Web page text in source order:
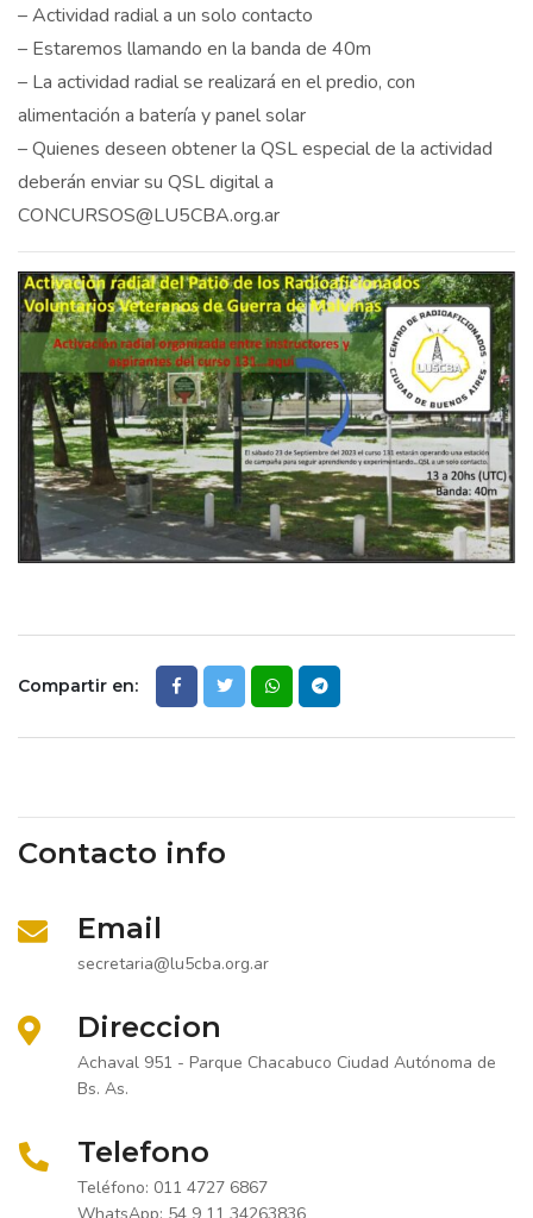
– Actividad radial a un solo contacto
– Estaremos llamando en la banda de 40m
– La actividad radial se realizará en el predio, con
alimentación a batería y panel solar
– Quienes deseen obtener la QSL especial de la actividad
deberán enviar su QSL digital a
CONCURSOS@LU5CBA.org.ar
Compartir en:
Contacto info
Email
secretaria@lu5cba.org.ar
Direccion
Achaval 951 - Parque Chacabuco Ciudad Autónoma de
Bs. As.
Telefono
Teléfono: 011 4727 6867
WhatsApp: 54 9 11 34263836